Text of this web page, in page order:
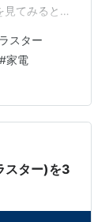
てみると、
てみまし
スター
#家電
スター)を3